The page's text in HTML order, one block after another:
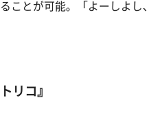
ことが可能。「よーしよし
リコ』